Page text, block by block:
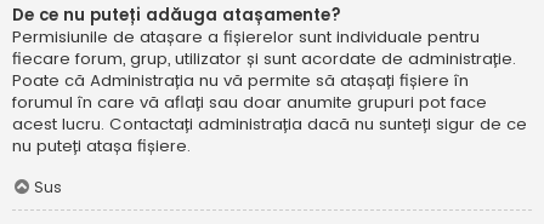
De ce nu puteți adăuga atașamente?
Permisiunile de atașare a fișierelor sunt individuale pentru
fiecare forum, grup, utilizator și sunt acordate de administrație.
Poate că Administrația nu vă permite să atașați fișiere în
forumul în care vă aflați sau doar anumite grupuri pot face
acest lucru. Contactați administrația dacă nu sunteți sigur de ce
nu puteți atașa fișiere.
Sus